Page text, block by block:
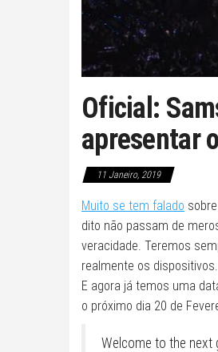
Oficial:
apresentar
11 Janeiro, 2019
Muito se tem falado
dito não passam de
veracidade. Teremos
realmente os dispositivos.
E agora já temos uma
o próximo dia 20 de
Welcome to the next